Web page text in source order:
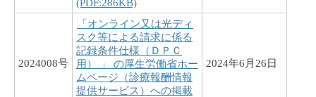
(PDF:286KB)
2024008号
「オンライン又は光ディ
スク等による請求に係る
記録条件仕様（ＤＰＣ
用） 」 の厚生労働省ホー
ムページ（診療報酬情報
提供サービス）への掲載
2024年6月26日